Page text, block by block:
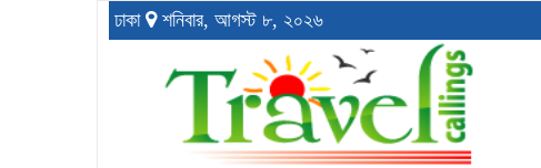
ঢাকা শনিবার, আগস্ট ৮, ২০২৬